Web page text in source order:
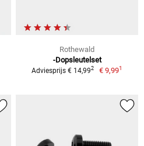
Rothewald
-Dopsleutelset
Adviesprijs € 14,992 € 9,991